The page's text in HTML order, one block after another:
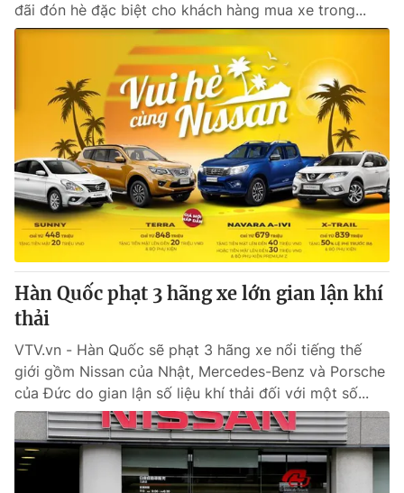
đãi đón hè đặc biệt cho khách hàng mua xe trong...
Hàn Quốc phạt 3 hãng xe lớn gian lận khí
thải
VTV.vn - Hàn Quốc sẽ phạt 3 hãng xe nổi tiếng thế
giới gồm Nissan của Nhật, Mercedes-Benz và Porsche
của Đức do gian lận số liệu khí thải đối với một số...